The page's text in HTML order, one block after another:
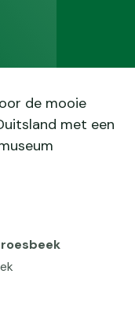
de mooie
met een